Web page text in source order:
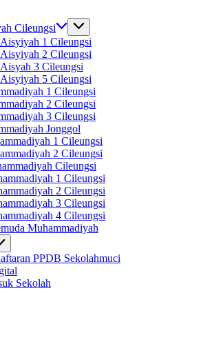
Cileungsi
1 Cileungsi
2 Cileungsi
3 Cileungsi
5 Cileungsi
1 Cileungsi
2 Cileungsi
3 Cileungsi
Jonggol
1 Cileungsi
2 Cileungsi
Cileungsi
1 Cileungsi
2 Cileungsi
3 Cileungsi
4 Cileungsi
Muhammadiyah
PPDB Sekolahmuci
Sekolah